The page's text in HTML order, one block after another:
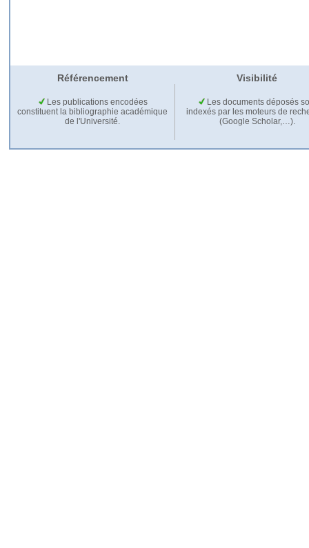
Référencement Visibilité
Les publications encodées
constituent la bibliographie académique
de l'Université.
Les documents déposés
indexés par les moteurs de
(Google Scholar,…).